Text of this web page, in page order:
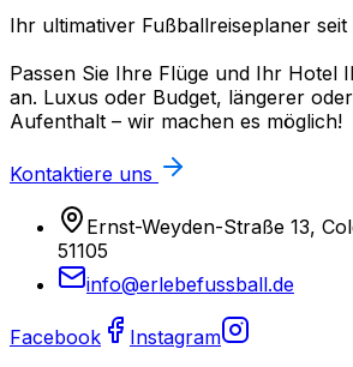
Ihr ultimativer Fußballreiseplaner seit
Passen Sie Ihre Flüge und Ihr Hotel
an. Luxus oder Budget, längerer
Aufenthalt – wir machen es möglich!
Kontaktiere uns
Ernst-Weyden-Straße 13,
51105
info@erlebefussball.de
Facebook
Instagram